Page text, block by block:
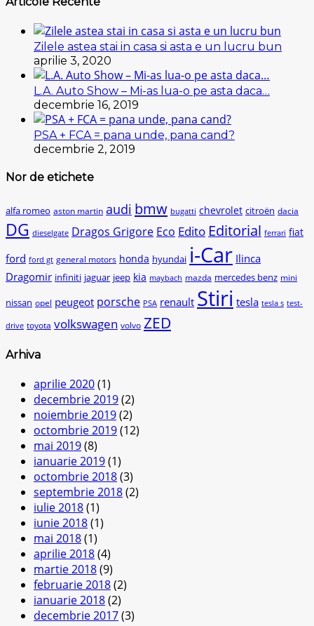
Zilele astea stai in casa si asta e un lucru bun
aprilie 3, 2020
L.A. Auto Show – Mi-as lua-o pe asta daca…
decembrie 16, 2019
PSA + FCA = pana unde, pana cand?
decembrie 2, 2019
Nor de etichete
alfa romeo aston martin audi bmw bugatti chevrolet citroën dacia
DG dieselgate Dragos Grigore Eco Edito Editorial ferrari fiat
ford ford gt general motors honda hyundai i-Car Ilinca
Dragomir infiniti jaguar jeep kia maybach mazda mercedes benz mini
nissan opel peugeot porsche PSA renault Stiri tesla tesla s test-
drive toyota volkswagen volvo ZED
Arhiva
aprilie 2020(1)
decembrie 2019(2)
noiembrie 2019(2)
octombrie 2019(12)
mai 2019(8)
ianuarie 2019(1)
octombrie 2018(3)
septembrie 2018(2)
iulie 2018(1)
iunie 2018(1)
mai 2018(1)
aprilie 2018(4)
martie 2018(9)
februarie 2018(2)
ianuarie 2018(2)
decembrie 2017(3)